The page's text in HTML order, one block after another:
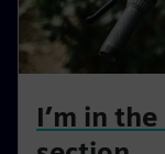
I’m in